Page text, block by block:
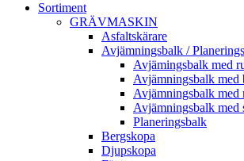
Sortiment
GRÄV­MASKIN
Asfalt­skärare
Avjämnings­balk /
Avjämingsbalk med
Avjämningsbalk med
Avjämningsbalk med
Avjämningsbalk med
Planerings­balk
Berg­skopa
Djup­skopa